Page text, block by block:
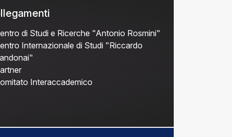
di Studi e Ricerche "Antonio Rosmini"
Internazionale di Studi "Riccardo
Interaccademico